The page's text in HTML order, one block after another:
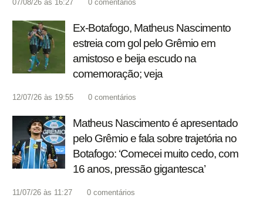
07/08/26 às 16:27 0 comentários
Ex-Botafogo, Matheus Nascimento
estreia com gol pelo Grêmio em
amistoso e beija escudo na
comemoração; veja
12/07/26 às 19:55 0 comentários
Matheus Nascimento é apresentado
pelo Grêmio e fala sobre trajetória no
Botafogo: ‘Comecei muito cedo, com
16 anos, pressão gigantesca’
11/07/26 às 11:27 0 comentários